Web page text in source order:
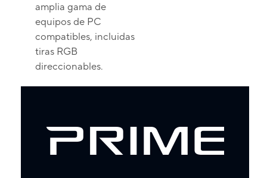
amplia gama de
equipos de PC
compatibles, incluidas
tiras RGB
direccionables.